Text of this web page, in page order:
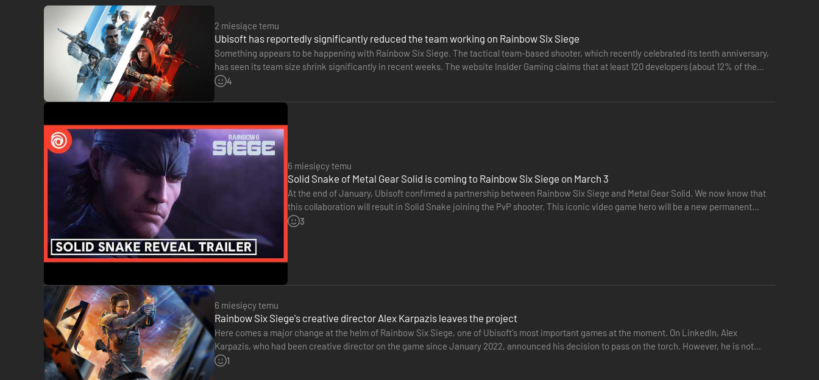
W obronie przekształcaj swoje otoczenie w ufortyfikowane twierdze. Wzmacniaj ściany, ustawiaj barykady i rozmieszczaj pułapki, aby kontrolować ruch nieprzyjaciela. Korzystaj z
narzędzi zwiadowczych, aby gromadzić dane wywiadowcze i przewidywać, skąd nadciągnie przeciwnik. Utrzymaj swoją pozycję, dostosuj się do taktyki wroga i na każdym kroku ogrywaj
atakujących.
2 miesiące temu
Ubisoft has reportedly significantly reduced the team working on Rainbow Six Siege
Something appears to be happening with Rainbow Six Siege. The tactical team-based shooter, which recently celebrated its tenth anniversary,
has seen its team size shrink significantly in recent weeks. The website Insider Gaming claims that at least 120 developers (about 12% of the
total team) have been…
4
6 miesięcy temu
Solid Snake of Metal Gear Solid is coming to Rainbow Six Siege on March 3
At the end of January, Ubisoft confirmed a partnership between Rainbow Six Siege and Metal Gear Solid. We now know that
this collaboration will result in Solid Snake joining the PvP shooter. This iconic video game hero will be a new permanent
operator, making his debut on March 3, 2026, in Rainbow Six…
3
6 miesięcy temu
Rainbow Six Siege's creative director Alex Karpazis leaves the project
Here comes a major change at the helm of Rainbow Six Siege, one of Ubisoft's most important games at the moment. On LinkedIn, Alex
Karpazis, who had been creative director on the game since January 2022, announced his decision to pass on the torch. However, he is not
leaving Ubisoft, as he plans to…
1